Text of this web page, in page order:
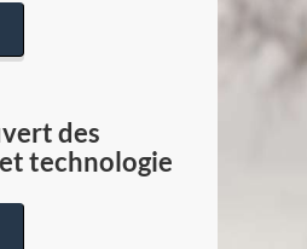
des
technologie